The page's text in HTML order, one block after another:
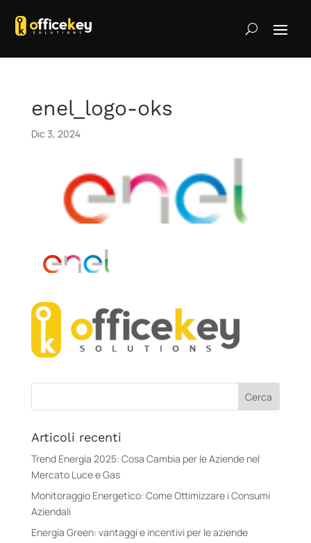
enel_logo-oks
Dic 3, 2024
Articoli recenti
Trend Energia 2025: Cosa Cambia per le Aziende nel
Mercato Luce e Gas
Monitoraggio Energetico: Come Ottimizzare i Consumi
Aziendali
Energia Green: vantaggi e incentivi per le aziende